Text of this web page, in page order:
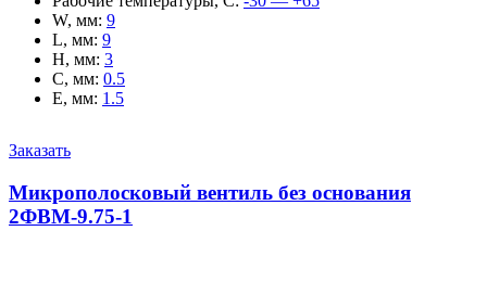
W, мм: 9
L, мм: 9
H, мм: 3
C, мм: 0.5
E, мм: 1.5
Заказать
Микрополосковый вентиль без основания
2ФВМ-9.75-1